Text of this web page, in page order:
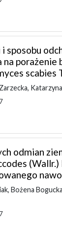
sposobu
porażenie
scabies
odmian
(Wallr.)
Bożena